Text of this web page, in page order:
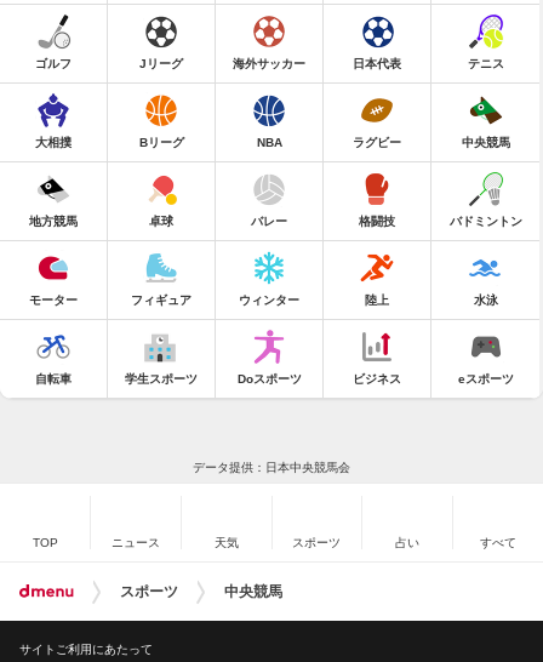
ゴルフ Jリーグ 海外サッカー 日本代表 テニス
大相撲 Bリーグ NBA ラグビー 中央競馬
地方競馬 卓球 バレー 格闘技 バドミントン
モーター フィギュア ウィンター 陸上 水泳
自転車 学生スポーツ Doスポーツ ビジネス eスポーツ
データ提供：日本中央競馬会
TOP ニュース 天気 スポーツ 占い すべて
スポーツ 中央競馬
サイトご利用にあたって